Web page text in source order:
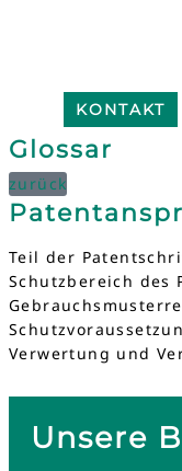
KONTAKT
Glossar
zurück
Teil der
Schutzbereich des
Verwertung und
Unsere